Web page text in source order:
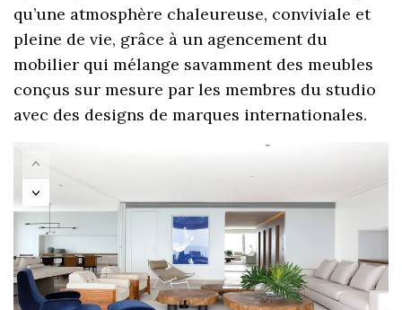
qu’une atmosphère chaleureuse, conviviale et
pleine de vie, grâce à un agencement du
mobilier qui mélange savamment des meubles
conçus sur mesure par les membres du studio
avec des designs de marques internationales.